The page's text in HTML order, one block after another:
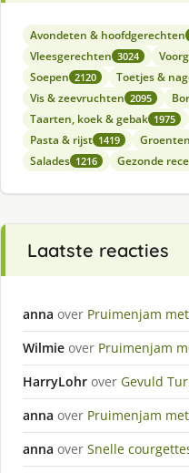
Avondeten & hoofdgerechten
Vleesgerechten 3024
Soepen 2120 Toetjes &
Vis & zeevruchten 2095
Taarten, koek & gebak 1975
Pasta & rijst 1419 Groenten
Salades 1216 Gezonde
Laatste reacties
anna over Pruimenjam
Wilmie over Pruimenjam
HarryLohr over Gevuld
anna over Pruimenjam
anna over Snelle